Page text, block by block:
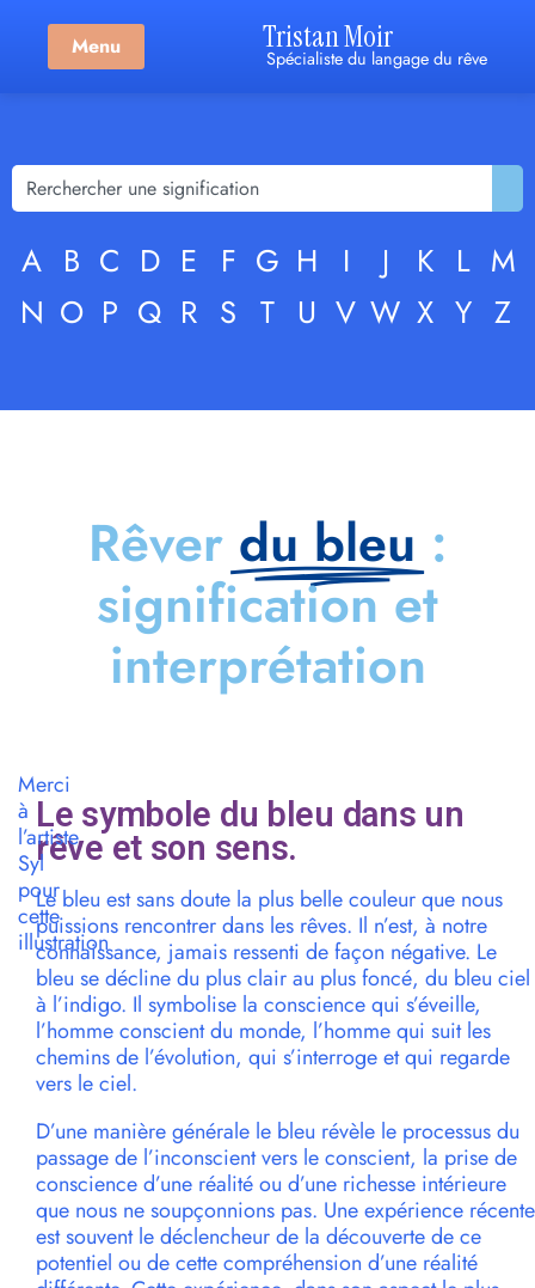
Menu Tristan Moir
Spécialiste du langage du rêve
A B C D E F G H I J K L M
N O P Q R S T U V W X Y Z
Rêver du bleu :
signification et
interprétation
Le symbole du bleu dans un
rêve et son sens.
Le bleu est sans doute la plus belle couleur que nous
puissions rencontrer dans les rêves. Il n’est, à notre
connaissance, jamais ressenti de façon négative. Le
bleu se décline du plus clair au plus foncé, du bleu ciel
à l’indigo. Il symbolise la conscience qui s’éveille,
l’homme conscient du monde, l’homme qui suit les
chemins de l’évolution, qui s’interroge et qui regarde
vers le ciel.
D’une manière générale le bleu révèle le processus du
passage de l’inconscient vers le conscient, la prise de
conscience d’une réalité ou d’une richesse intérieure
que nous ne soupçonnions pas. Une expérience récente
est souvent le déclencheur de la découverte de ce
potentiel ou de cette compréhension d’une réalité
Merci
à
l’artiste
Syl
pour
cette
illustration